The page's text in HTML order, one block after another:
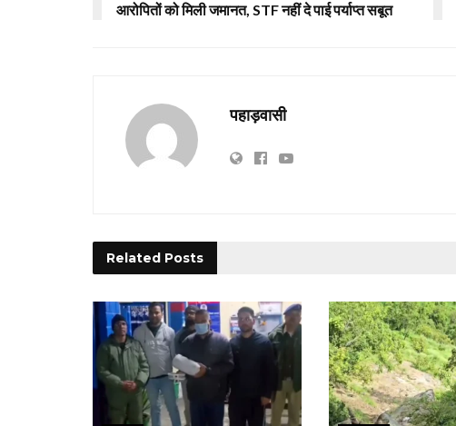
आरोपितों को मिली जमानत, STF नहीं दे पाई पर्याप्त सबूत
पहाड़वासी
Related Posts